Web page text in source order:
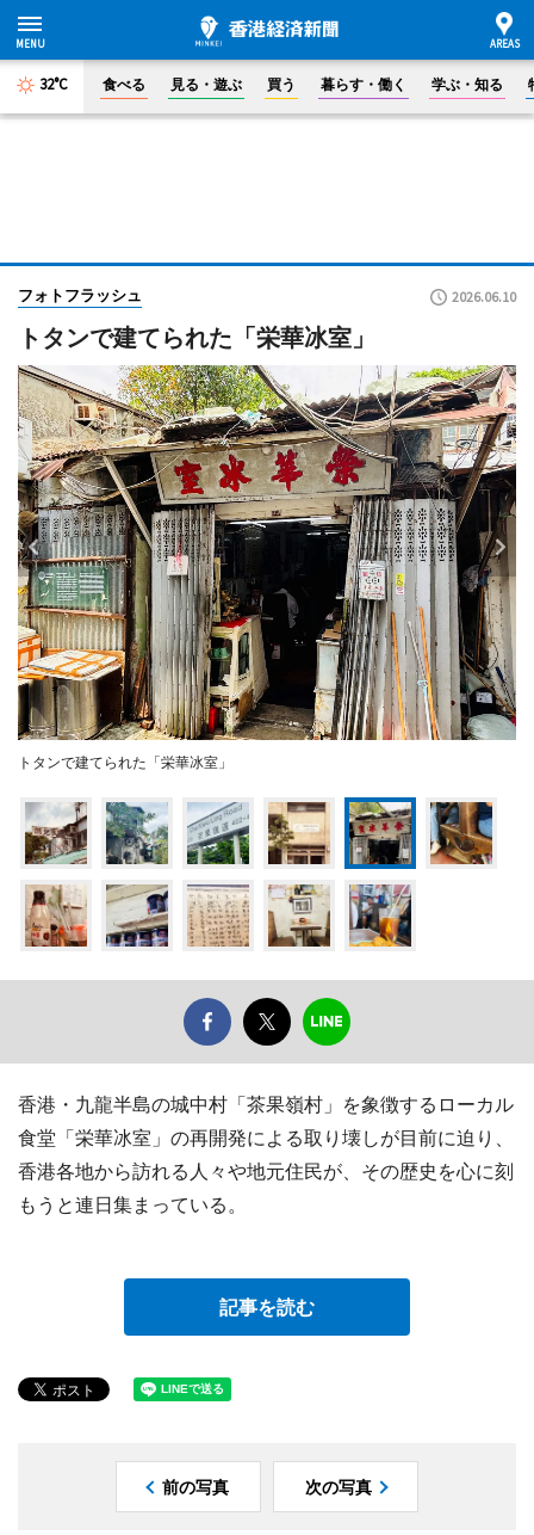
32°C 食べる 見る・遊ぶ 買う 暮らす・働く 学ぶ・知る
フォトフラッシュ 2026.06.10
トタンで建てられた「栄華冰室」
トタンで建てられた「栄華冰室」
香港・九龍半島の城中村「茶果嶺村」を象徴するローカル
食堂「栄華冰室」の再開発による取り壊しが目前に迫り、
香港各地から訪れる人々や地元住民が、その歴史を心に刻
もうと連日集まっている。
記事を読む
前の写真 次の写真